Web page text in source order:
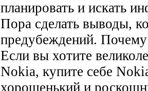
планировать и искать
Пора сделать выводы,
предубеждений.
Если вы хотите
Nokia, купите себе
хорошенький и